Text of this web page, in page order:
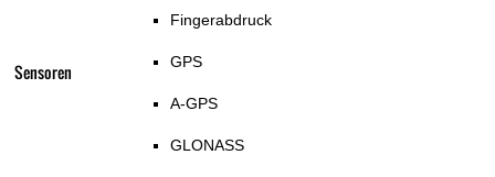
Sensoren
Fingerabdruck
GPS
A-GPS
GLONASS